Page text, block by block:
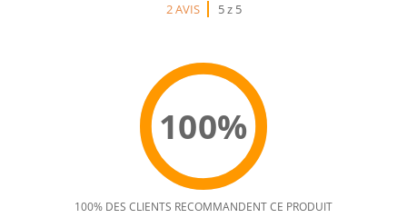
2 AVIS
5 z 5
100%
100% DES CLIENTS RECOMMANDENT CE PRODUIT